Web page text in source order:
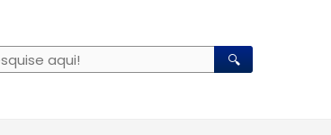
🔍